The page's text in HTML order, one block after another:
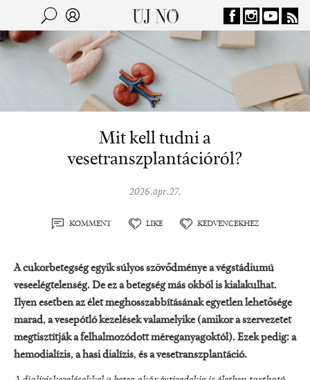
Jump to navigation
Kereső
Mit kell tudni a
vesetranszplantációról?
2026.ápr.27.
KOMMENT LIKE KEDVENCEKHEZ
A cukorbetegség egyik súlyos szövődménye a végstádiumú
veseelégtelenség. De ez a betegség más okból is kialakulhat.
Ilyen esetben az élet meghosszabbításának egyetlen lehetősége
marad, a vesepótló kezelések valamelyike (amikor a szervezetet
megtisztítják a felhalmozódott méreganyagoktól). Ezek pedig: a
hemodialízis, a hasi dialízis, és a vesetranszplantáció.